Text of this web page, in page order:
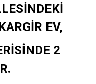
EV,
2